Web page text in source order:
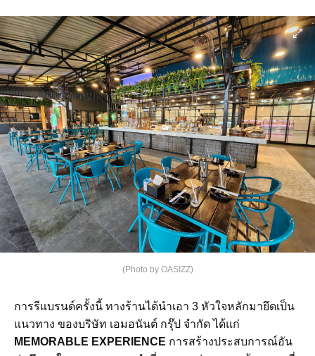
(Photo by OASIZZ)
การรีแบรนด์ครั้งนี้ ทางร้านได้นำเอา 3 หัวใจหลักมายึดเป็น
แนวทาง ของบริษัท เอมอนันต์ กรุ๊ป จำกัด ได้แก่
MEMORABLE EXPERIENCE การสร้างประสบการณ์อัน